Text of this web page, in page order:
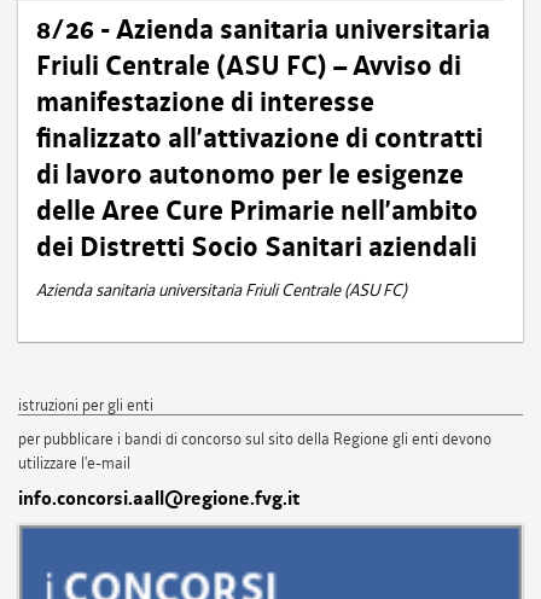
8/26 - Azienda sanitaria universitaria
Friuli Centrale (ASU FC) – Avviso di
manifestazione di interesse
finalizzato all’attivazione di contratti
di lavoro autonomo per le esigenze
delle Aree Cure Primarie nell’ambito
dei Distretti Socio Sanitari aziendali
Azienda sanitaria universitaria Friuli Centrale (ASU FC)
istruzioni per gli enti
per pubblicare i bandi di concorso sul sito della Regione gli enti devono
utilizzare l'e-mail
info.concorsi.aall@regione.fvg.it